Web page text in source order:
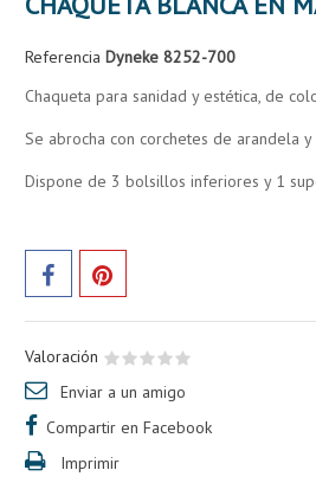
Referencia Dyneke 8252-700
Chaqueta para sanidad y estética, de
Se abrocha con corchetes de arandela
Dispone de 3 bolsillos inferiores y 1
Valoración
Enviar a un amigo
Compartir en Facebook
Imprimir